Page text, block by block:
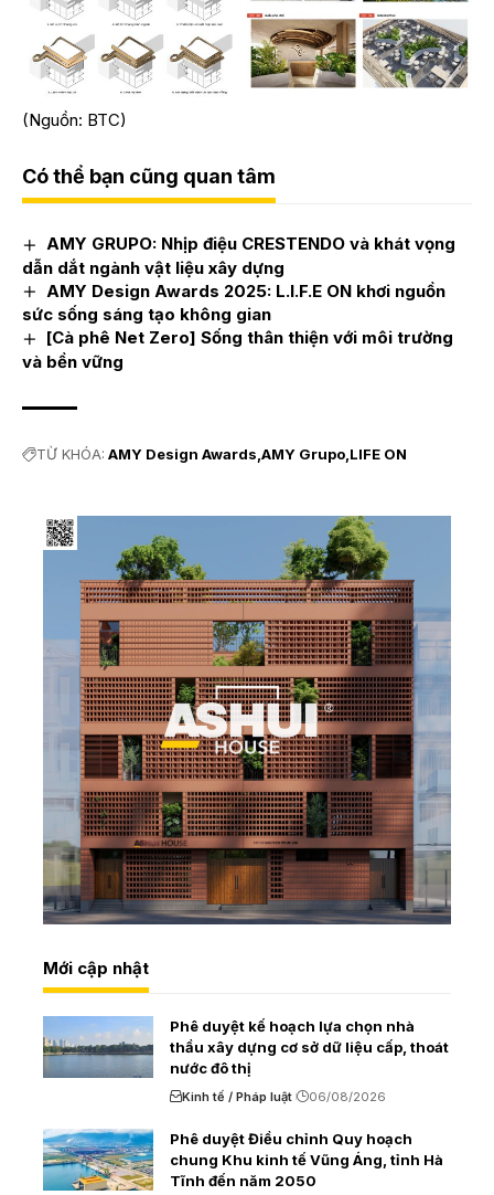
(Nguồn: BTC)
Có thể bạn cũng quan tâm
AMY GRUPO: Nhịp điệu CRESTENDO và khát vọng
dẫn dắt ngành vật liệu xây dựng
AMY Design Awards 2025: L.I.F.E ON khơi nguồn
sức sống sáng tạo không gian
[Cà phê Net Zero] Sống thân thiện với môi trường
và bền vững
TỪ KHÓA: AMY Design Awards AMY Grupo LIFE ON
Mới cập nhật
Phê duyệt kế hoạch lựa chọn nhà
thầu xây dựng cơ sở dữ liệu cấp, thoát
nước đô thị
Kinh tế / Pháp luật 06/08/2026
Phê duyệt Điều chỉnh Quy hoạch
chung Khu kinh tế Vũng Áng, tỉnh Hà
Tĩnh đến năm 2050